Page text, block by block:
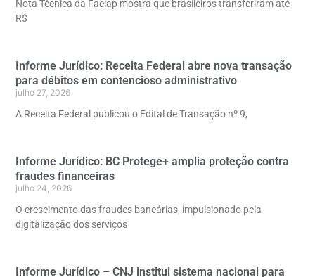
Nota Técnica da Faciap mostra que brasileiros transferiram até
R$
Informe Jurídico: Receita Federal abre nova transação
para débitos em contencioso administrativo
julho 27, 2026
A Receita Federal publicou o Edital de Transação nº 9,
Informe Jurídico: BC Protege+ amplia proteção contra
fraudes financeiras
julho 24, 2026
O crescimento das fraudes bancárias, impulsionado pela
digitalização dos serviços
Informe Jurídico – CNJ institui sistema nacional para